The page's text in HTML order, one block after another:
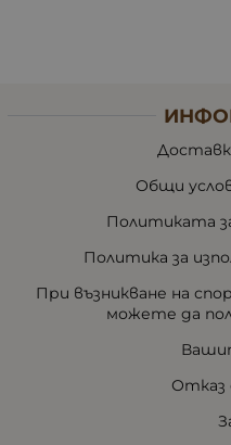
Общи
Политиката
Политика за
При възникване на
можете да
Отказ